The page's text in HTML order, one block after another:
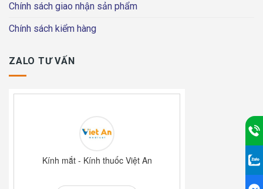
Chính sách giao nhận sản phẩm
Chính sách kiểm hàng
ZALO TƯ VẤN